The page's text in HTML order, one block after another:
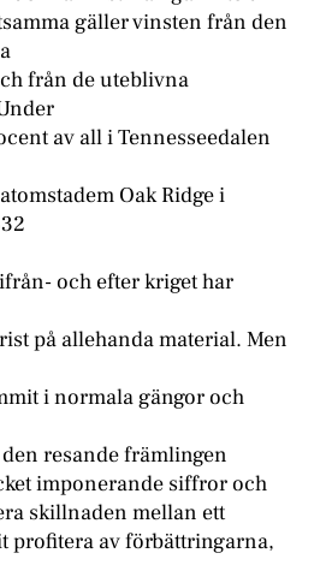
gäller vinsten från den
från de uteblivna
av all i Tennesseedalen
Oak Ridge i
och efter kriget har
på allehanda material. Men
i normala gängor och
resande främlingen
imponerande siffror och
skillnaden mellan ett
profitera av förbättringarna,